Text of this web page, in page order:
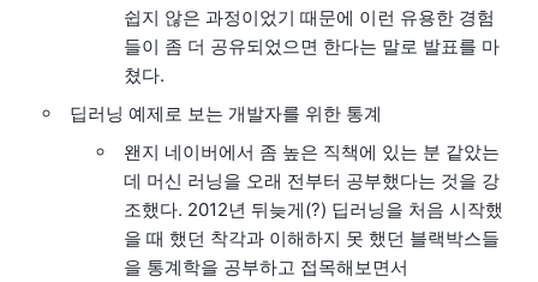
쉽지 않은 과정이었기 때문에 이런 유용한 경험
들이 좀 더 공유되었으면 한다는 말로 발표를 마
쳤다.
딥러닝 예제로 보는 개발자를 위한 통계
왠지 네이버에서 좀 높은 직책에 있는 분 같았는
데 머신 러닝을 오래 전부터 공부했다는 것을 강
조했다. 2012년 뒤늦게(?) 딥러닝을 처음 시작했
을 때 했던 착각과 이해하지 못 했던 블랙박스들
을 통계학을 공부하고 접목해보면서